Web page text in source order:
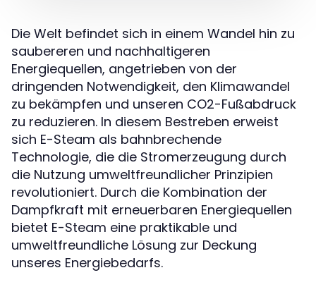
Die Welt befindet sich in einem Wandel hin zu
saubereren und nachhaltigeren
Energiequellen, angetrieben von der
dringenden Notwendigkeit, den Klimawandel
zu bekämpfen und unseren CO2-Fußabdruck
zu reduzieren. In diesem Bestreben erweist
sich E-Steam als bahnbrechende
Technologie, die die Stromerzeugung durch
die Nutzung umweltfreundlicher Prinzipien
revolutioniert. Durch die Kombination der
Dampfkraft mit erneuerbaren Energiequellen
bietet E-Steam eine praktikable und
umweltfreundliche Lösung zur Deckung
unseres Energiebedarfs.